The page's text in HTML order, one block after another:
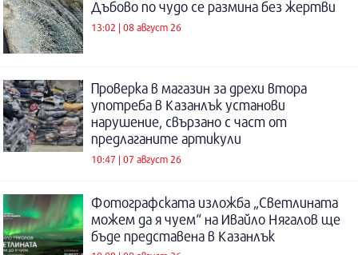
Дъбово по чудо се размина без жертви
13:02 | 08 август 26
Проверка в магазин за дрехи втора
употреба в Казанлък установи
нарушение, свързано с част от
предлаганите артикули
10:47 | 07 август 26
Фотографската изложба „Светлината
можем да я чуем“ на Ивайло Нягалов ще
бъде представена в Казанлък